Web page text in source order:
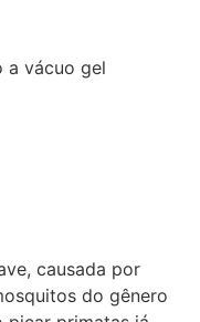
a vácuo gel
causada por
do gênero